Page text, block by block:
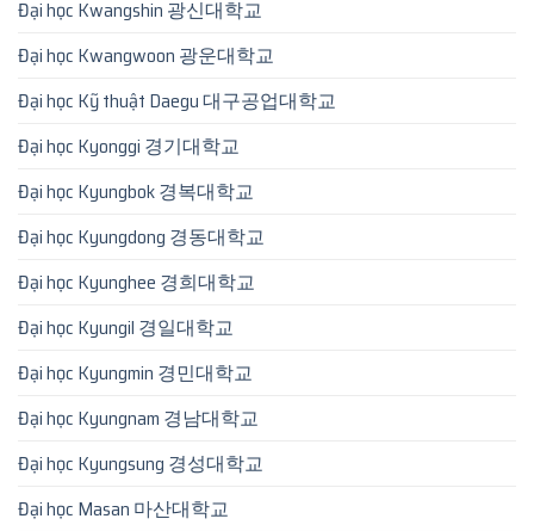
Đại học Kwangshin 광신대학교
Đại học Kwangwoon 광운대학교
Đại học Kỹ thuật Daegu 대구공업대학교
Đại học Kyonggi 경기대학교
Đại học Kyungbok 경복대학교
Đại học Kyungdong 경동대학교
Đại học Kyunghee 경희대학교
Đại học Kyungil 경일대학교
Đại học Kyungmin 경민대학교
Đại học Kyungnam 경남대학교
Đại học Kyungsung 경성대학교
Đại học Masan 마산대학교